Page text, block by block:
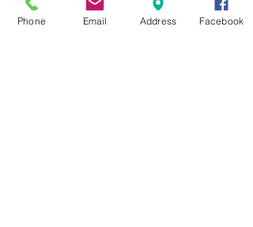
Phone Email Address Facebook